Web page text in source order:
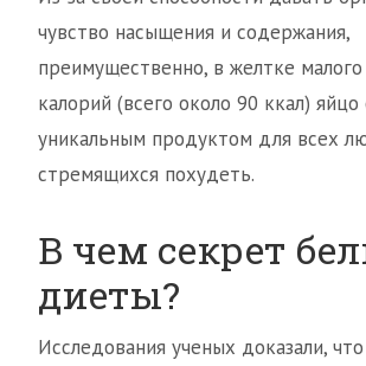
чувство насыщения и содержания,
преимущественно, в желтке малого
калорий (всего около 90 ккал) яйцо
уникальным продуктом для всех
стремящихся похудеть.
В чем секрет
диеты?
Исследования ученых доказали,